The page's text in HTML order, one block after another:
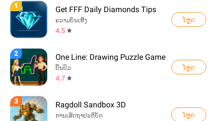
1 Get FFF Daily Diamonds Tips
ຄວາມບັນເທີງ
4.5
ໂຫຼດ
2 One Line: Drawing Puzzle Game
ປິ່ນປົວ
4.7
ໂຫຼດ
3 Ragdoll Sandbox 3D
ການເສັດຖາປະຕິບັດ ໂຫຼດ